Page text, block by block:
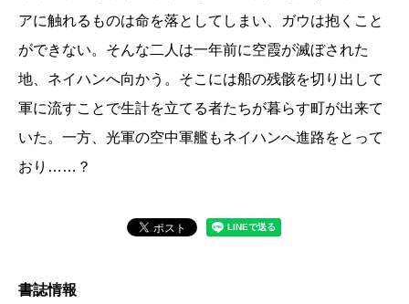
アに触れるものは命を落としてしまい、ガウは抱くこと
ができない。そんな二人は一年前に空霞が滅ぼされた
地、ネイハンへ向かう。そこには船の残骸を切り出して
軍に流すことで生計を立てる者たちが暮らす町が出来て
いた。一方、光軍の空中軍艦もネイハンへ進路をとって
おり……？
書誌情報